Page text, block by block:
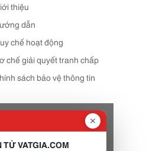
thiệu
dẫn
chế hoạt động
chế giải quyết tranh chấp
sách bảo vệ thông tin
VATGIA.COM